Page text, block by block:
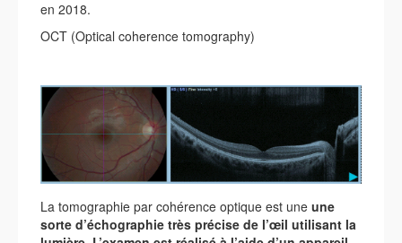
en 2018.
OCT (Optical coherence tomography)
La tomographie par cohérence optique est une une
sorte d’échographie très précise de l’œil utilisant la